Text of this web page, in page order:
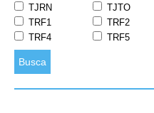
TJRN
TJTO
TRF1
TRF2
TRF4
TRF5
Busca